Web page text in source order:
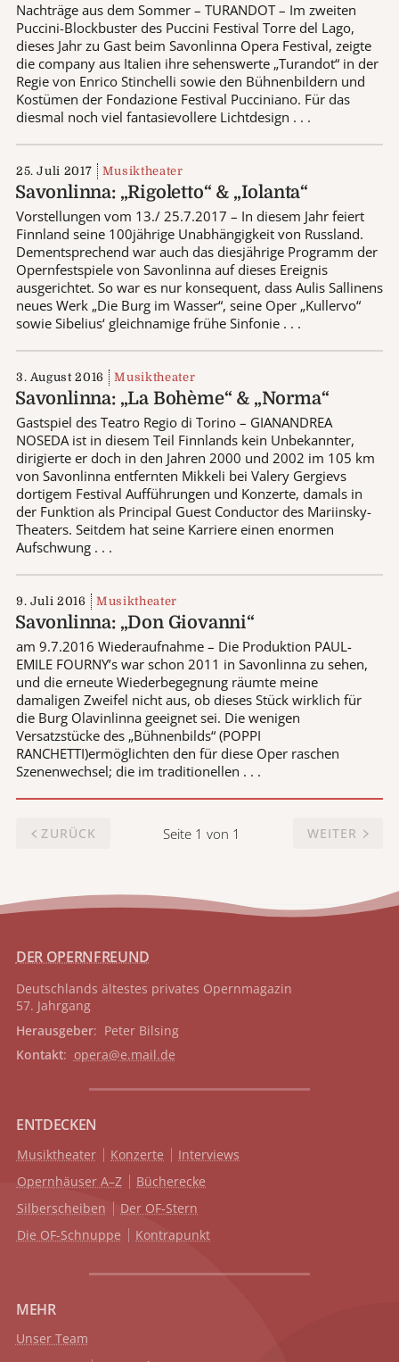
Nachträge aus dem Sommer – TURANDOT – Im zweiten
Puccini-Blockbuster des Puccini Festival Torre del Lago,
dieses Jahr zu Gast beim Savonlinna Opera Festival, zeigte
die company aus Italien ihre sehenswerte „Turandot“ in der
Regie von Enrico Stinchelli sowie den Bühnenbildern und
Kostümen der Fondazione Festival Pucciniano. Für das
diesmal noch viel fantasievollere Lichtdesign . . .
25. Juli 2017 Musiktheater
Savonlinna: „Rigoletto“ & „Iolanta“
Vorstellungen vom 13./ 25.7.2017 – In diesem Jahr feiert
Finnland seine 100jährige Unabhängigkeit von Russland.
Dementsprechend war auch das diesjährige Programm der
Opernfestspiele von Savonlinna auf dieses Ereignis
ausgerichtet. So war es nur konsequent, dass Aulis Sallinens
neues Werk „Die Burg im Wasser“, seine Oper „Kullervo“
sowie Sibelius‘ gleichnamige frühe Sinfonie . . .
3. August 2016 Musiktheater
Savonlinna: „La Bohème“ & „Norma“
Gastspiel des Teatro Regio di Torino – GIANANDREA
NOSEDA ist in diesem Teil Finnlands kein Unbekannter,
dirigierte er doch in den Jahren 2000 und 2002 im 105 km
von Savonlinna entfernten Mikkeli bei Valery Gergievs
dortigem Festival Aufführungen und Konzerte, damals in
der Funktion als Principal Guest Conductor des Mariinsky-
Theaters. Seitdem hat seine Karriere einen enormen
Aufschwung . . .
9. Juli 2016 Musiktheater
Savonlinna: „Don Giovanni“
am 9.7.2016 Wiederaufnahme – Die Produktion PAUL-
EMILE FOURNY’s war schon 2011 in Savonlinna zu sehen,
und die erneute Wiederbegegnung räumte meine
damaligen Zweifel nicht aus, ob dieses Stück wirklich für
die Burg Olavinlinna geeignet sei. Die wenigen
Versatzstücke des „Bühnenbilds“ (POPPI
RANCHETTI)ermöglichten den für diese Oper raschen
Szenenwechsel; die im traditionellen . . .
ZURÜCK Seite 1 von 1 WEITER
DER OPERNFREUND
Deutschlands ältestes privates Opernmagazin
57. Jahrgang
Herausgeber: Peter Bilsing
Kontakt: opera@e.mail.de
ENTDECKEN
Musiktheater Konzerte
Interviews
Opernhäuser A–Z
Bücherecke
Silberscheiben
Der OF-Stern
Die OF-Schnuppe
Kontrapunkt
MEHR
Unser Team